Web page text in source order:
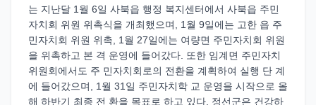
는 지난달 1월 6일 사북읍 행정 복지센터에서 사북읍 주민
자치회 위원 위촉식을 개최했으며, 1월 9일에는 고한 읍 주
민자치회 위원 위촉, 1월 27일에는 여량면 주민자치회 위원
을 위촉하고 본 격 운영에 들어갔다. 또한 임계면 주민자치
위원회에서도 주 민자치회로의 전환을 계획하여 실행 단 계
에 들어갔으며, 1월 31일 주민자치학 교 운영을 시작으로 올
해 하반기 최종 전 환을 목표로 하고 있다. 정선군은 건강하